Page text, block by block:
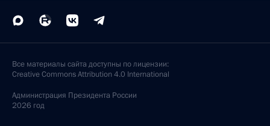
Все материалы сайта доступны по лицензии:
Creative Commons Attribution 4.0 International
Администрация Президента России
2026 год